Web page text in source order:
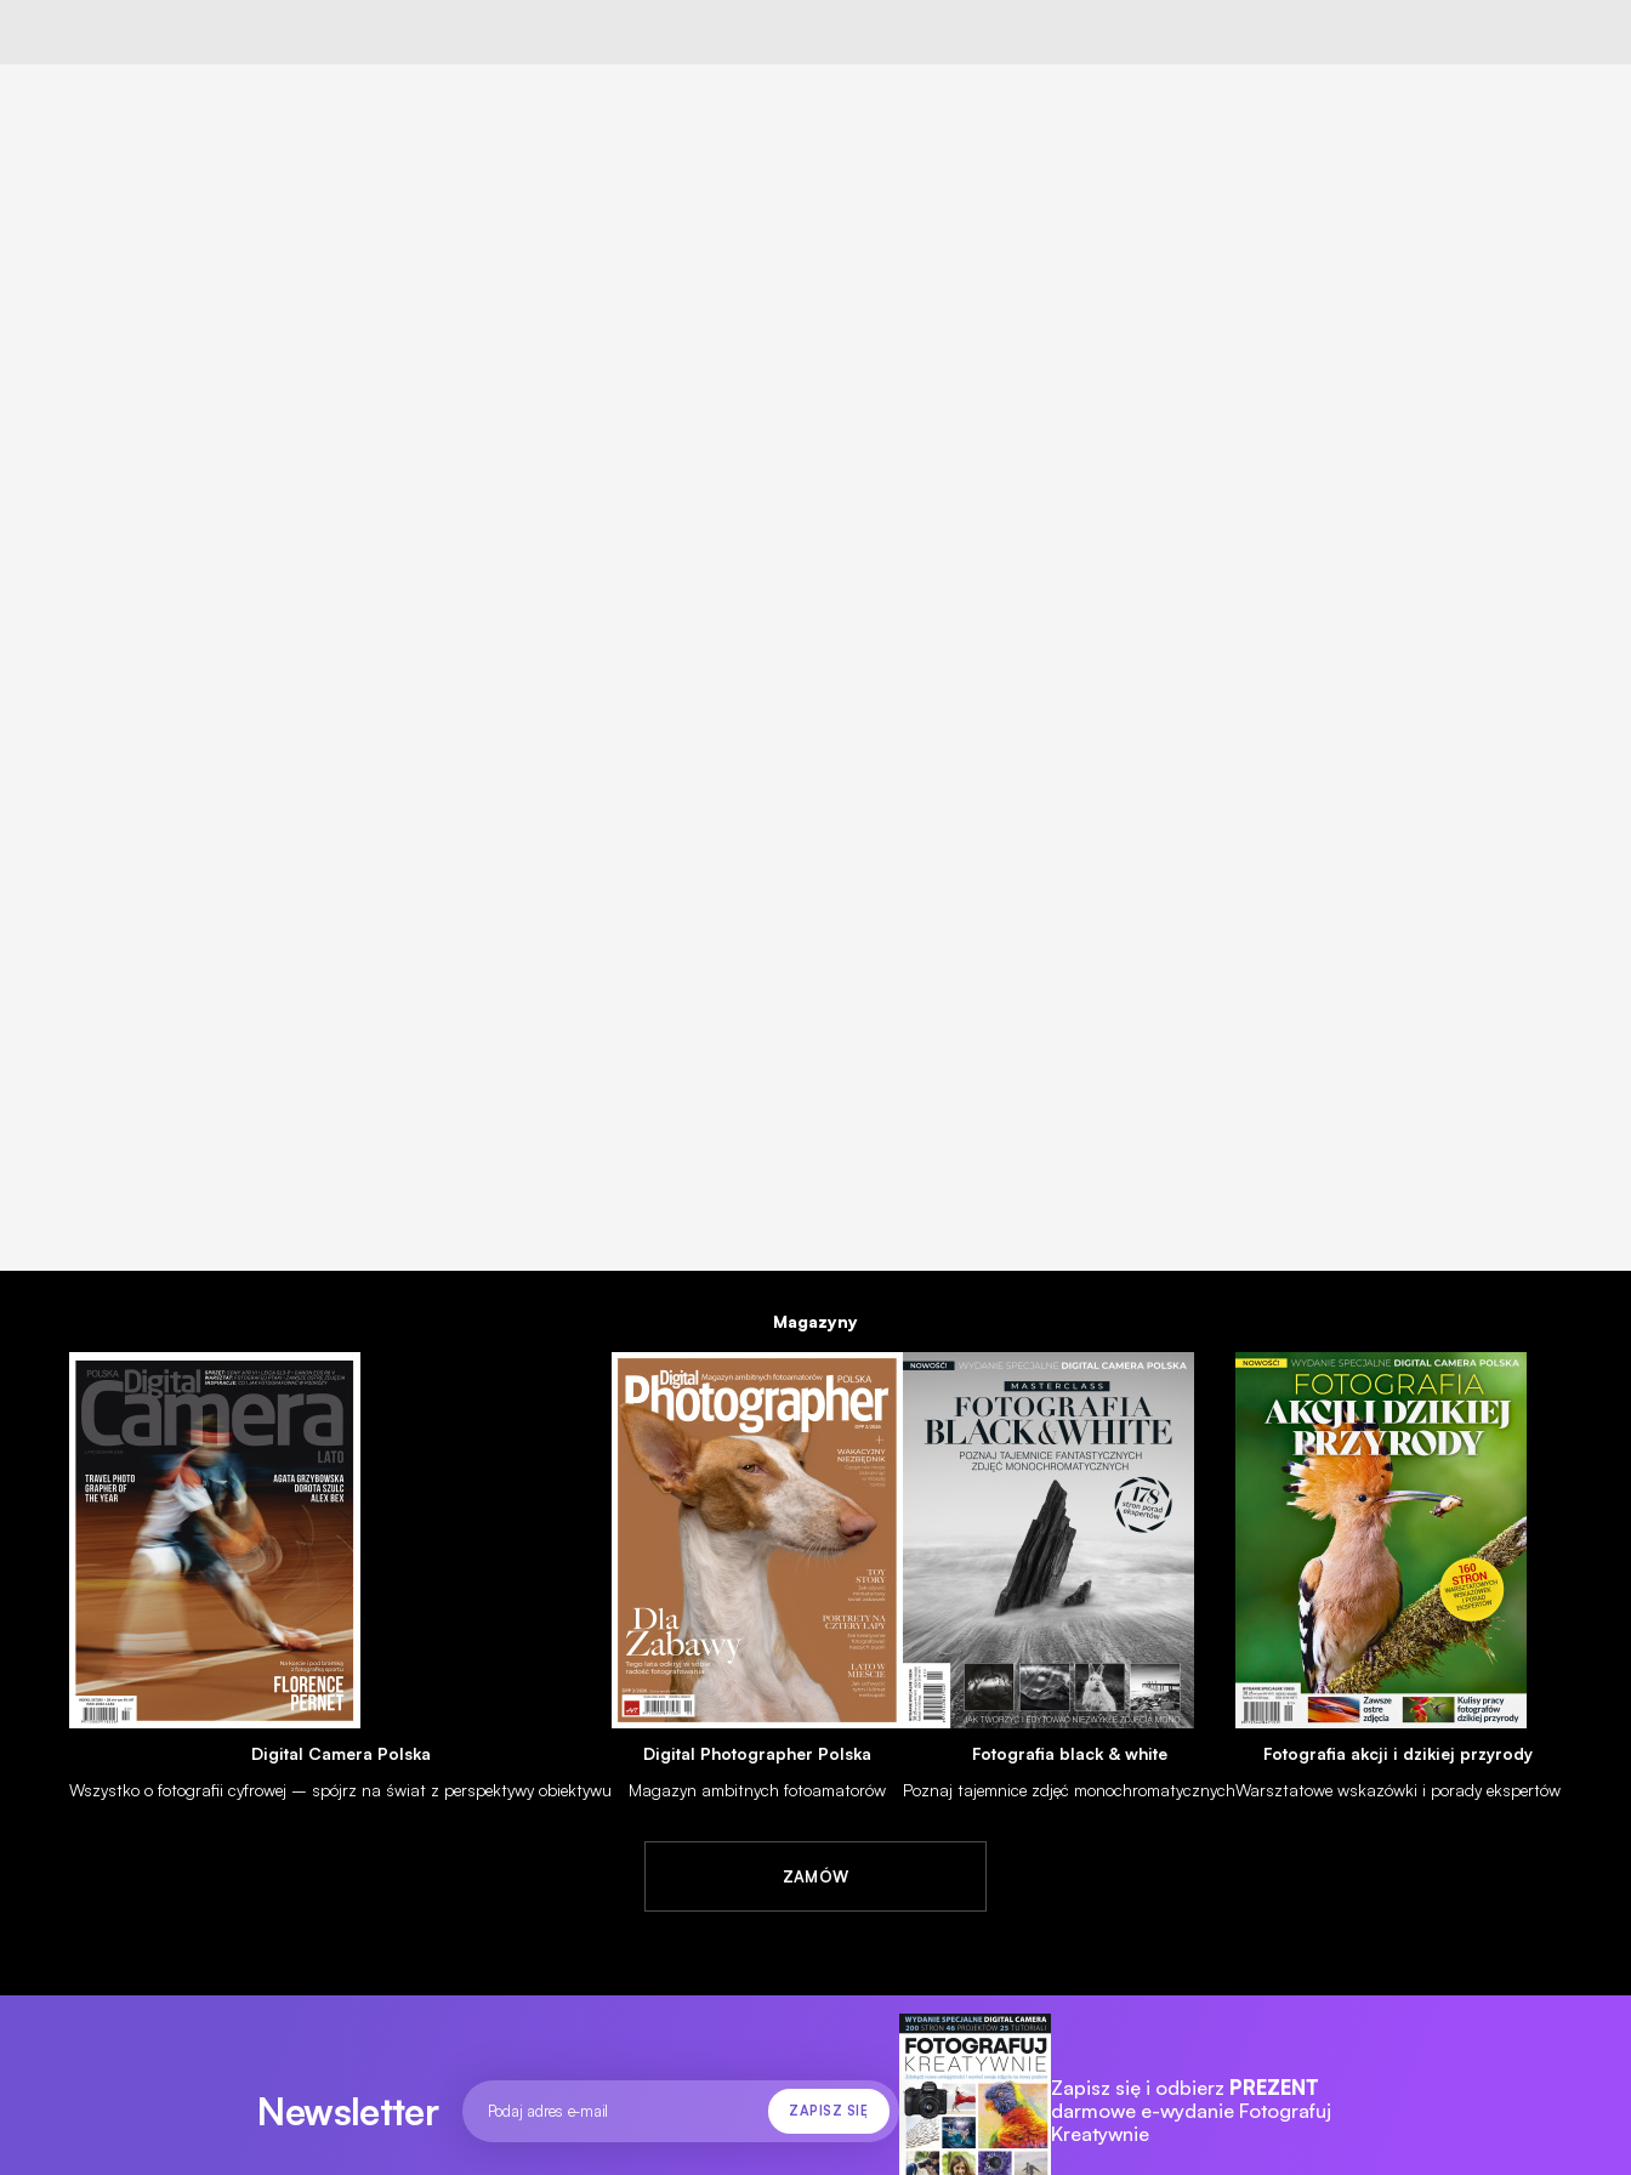
26.11.2010
Magazyny
Digital Camera Polska
Wszystko o fotografii cyfrowej – spójrz na świat z perspektywy obiektywu
Digital Photographer Polska
Magazyn ambitnych fotoamatorów
Fotografia black & white
Poznaj tajemnice zdjęć monochromatycznych
Fotografia akcji i dzikiej przyrody
Warsztatowe wskazówki i porady ekspertów
ZAMÓW
Newsletter Zapisz się i odbierz PREZENT
darmowe e-wydanie Fotografuj
Kreatywnie